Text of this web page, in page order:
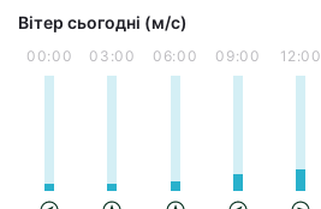
Вітер сьогодні (м/с)
00:00 03:00 06:00 09:00 12:00